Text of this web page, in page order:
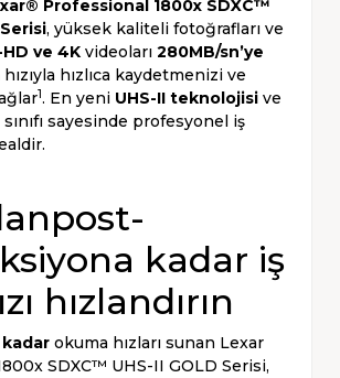
Professional 1800x SDXC™
, yüksek kaliteli fotoğrafları ve
ve 4K videoları 280MB/sn’ye
hızıyla hızlıca kaydetmenizi ve
1. En yeni UHS-II teknolojisi ve
sınıfı sayesinde profesyonel iş
kadar iş
hızlandırın
kadar okuma hızları sunan Lexar
SDXC™ UHS-II GOLD Serisi,